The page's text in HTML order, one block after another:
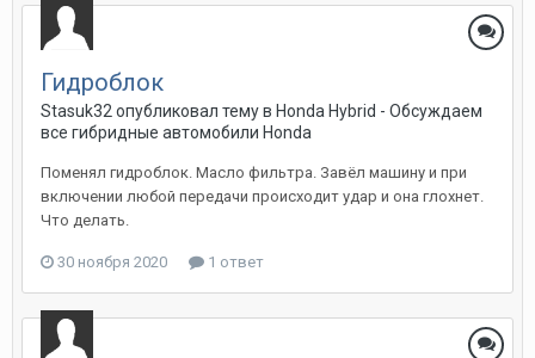
Гидроблок
Stasuk32 опубликовал тему в Honda Hybrid - Обсуждаем
все гибридные автомобили Honda
Поменял гидроблок. Масло фильтра. Завёл машину и при
включении любой передачи происходит удар и она глохнет.
Что делать.
30 ноября 2020 1 ответ